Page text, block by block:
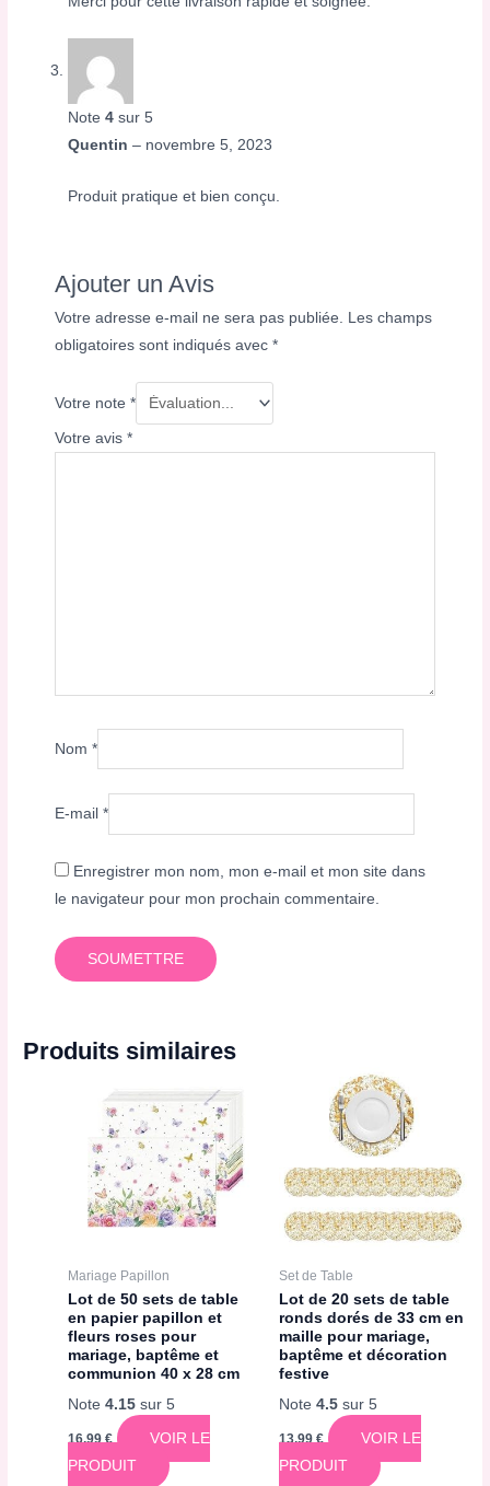
Note4 sur 5
Quentin– novembre 5, 2023
Produit pratique et bien conçu.
Ajouter un Avis
Votre adresse e-mail ne sera pas publiée.
Les champs
obligatoires sont indiqués avec*
Votre note*
Votre avis*
Nom*
E-mail*
Enregistrer mon nom, mon e-mail et mon site dans
le navigateur pour mon prochain commentaire.
Produits similaires
Mariage Papillon
Lot de 50 sets de table
en papier papillon et
fleurs roses pour
mariage, baptême et
communion 40 x 28 cm
Note4.15 sur 5
16,99€
VOIR LE
PRODUIT
Set de Table
Lot de 20 sets de table
ronds dorés de 33 cm en
maille pour mariage,
baptême et décoration
festive
Note 4.5sur 5
13,99€
VOIR LE
PRODUIT